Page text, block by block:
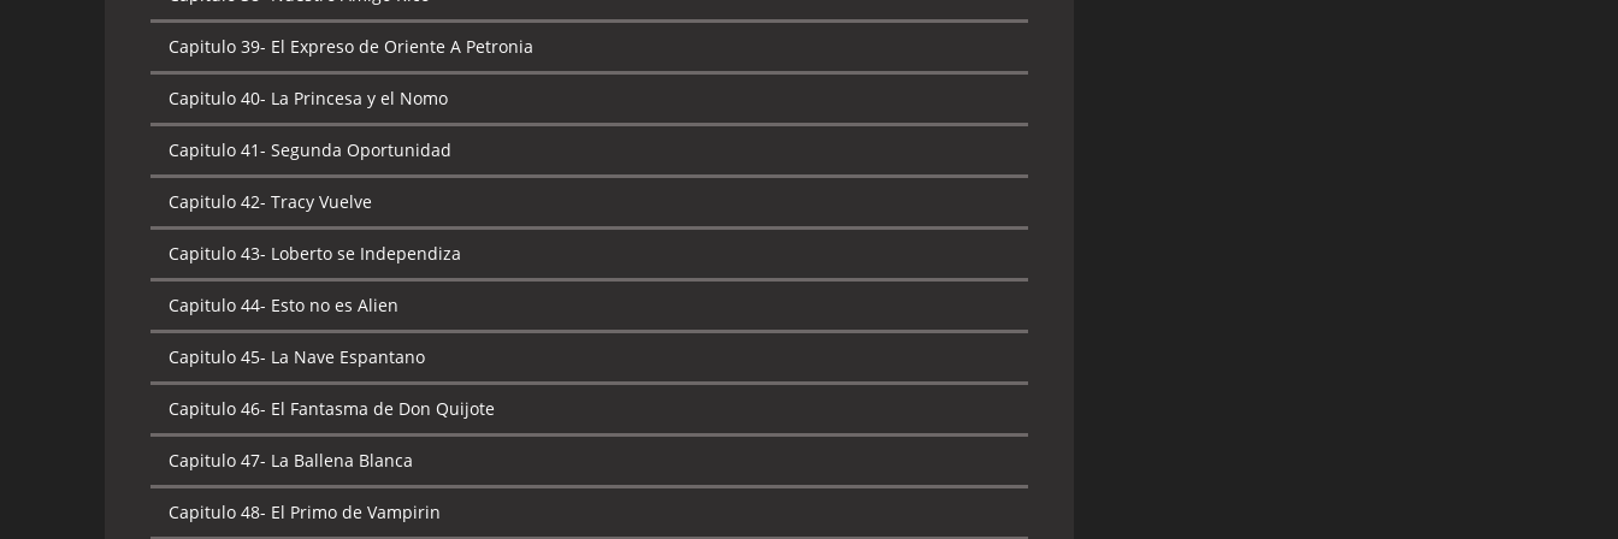
Capitulo 39- El Expreso de Oriente A Petronia
Capitulo 40- La Princesa y el Nomo
Capitulo 41- Segunda Oportunidad
Capitulo 42- Tracy Vuelve
Capitulo 43- Loberto se Independiza
Capitulo 44- Esto no es Alien
Capitulo 45- La Nave Espantano
Capitulo 46- El Fantasma de Don Quijote
Capitulo 47- La Ballena Blanca
Capitulo 48- El Primo de Vampirin